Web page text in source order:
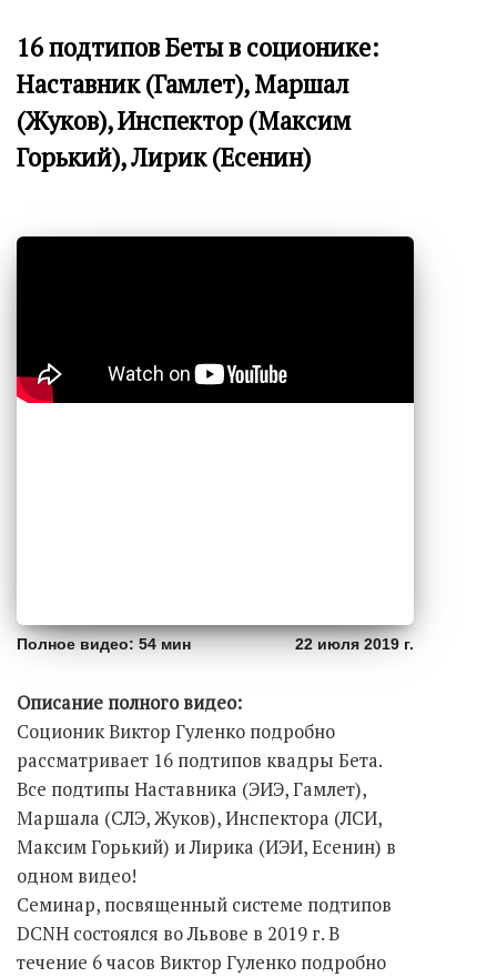
16 подтипов Беты в соционике:
Наставник (Гамлет), Маршал
(Жуков), Инспектор (Максим
Горький), Лирик (Есенин)
Полное видео: 54 мин 22 июля 2019 г.
Описание полного видео:
Соционик Виктор Гуленко подробно
рассматривает 16 подтипов квадры Бета.
Все подтипы Наставника (ЭИЭ, Гамлет),
Маршала (СЛЭ, Жуков), Инспектора (ЛСИ,
Максим Горький) и Лирика (ИЭИ, Есенин) в
одном видео!
Семинар, посвященный системе подтипов
DCNH состоялся во Львове в 2019 г. В
течение 6 часов Виктор Гуленко подробно